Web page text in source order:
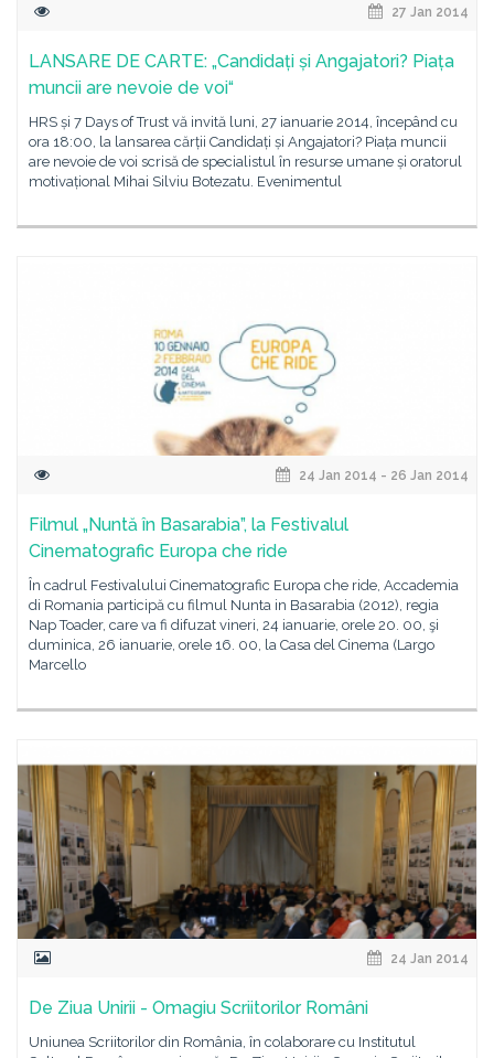
27 Jan 2014
LANSARE DE CARTE: „Candidați și Angajatori? Piața
muncii are nevoie de voi“
HRS și 7 Days of Trust vă invită luni, 27 ianuarie 2014, începând cu
ora 18:00, la lansarea cărții Candidați și Angajatori? Piața muncii
are nevoie de voi scrisă de specialistul în resurse umane și oratorul
motivațional Mihai Silviu Botezatu. Evenimentul
24 Jan 2014 - 26 Jan 2014
Filmul „Nuntă în Basarabia”, la Festivalul
Cinematografic Europa che ride
În cadrul Festivalului Cinematografic Europa che ride, Accademia
di Romania participă cu filmul Nunta in Basarabia (2012), regia
Nap Toader, care va fi difuzat vineri, 24 ianuarie, orele 20. 00, şi
duminica, 26 ianuarie, orele 16. 00, la Casa del Cinema (Largo
Marcello
24 Jan 2014
De Ziua Unirii - Omagiu Scriitorilor Români
Uniunea Scriitorilor din România, în colaborare cu Institutul